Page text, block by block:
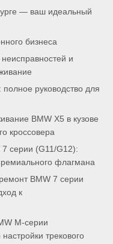
— ваш идеальный
бизнеса
и
полное руководство для
BMW X5 в кузове
кроссовера
7 серии (G11/G12):
флагмана
BMW 7 серии
к
M-серии
трекового